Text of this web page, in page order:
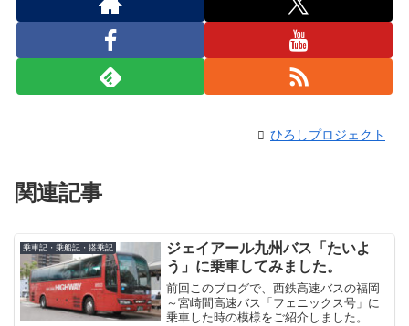
ひろしプロジェクト
関連記事
乗車記・乗船記・搭乗記
ジェイアール九州バス「たいよ
う」に乗車してみました。
前回このブログで、西鉄高速バスの福岡
～宮崎間高速バス「フェニックス号」に
乗車した時の模様をご紹介しました。今